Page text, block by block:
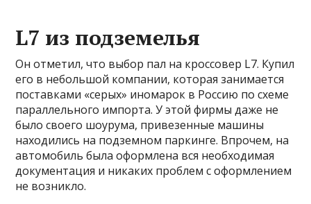
L7 из подземелья
Он отметил, что выбор пал на кроссовер L7. Купил
его в небольшой компании, которая занимается
поставками «серых» иномарок в Россию по схеме
параллельного импорта. У этой фирмы даже не
было своего шоурума, привезенные машины
находились на подземном паркинге. Впрочем, на
автомобиль была оформлена вся необходимая
документация и никаких проблем с оформлением
не возникло.